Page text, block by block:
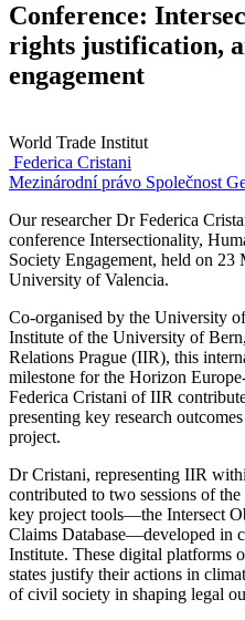
Conference:
rights justification,
engagement
World Trade Institut
Federica Cristani
Mezinárodní právo Společnost
Our researcher Dr Federica
conference Intersectionality,
Society Engagement, held on
University of Valencia.
Co-organised by the University
Institute of the University of
Relations Prague (IIR), this
milestone for the Horizon
Federica Cristani of IIR
presenting key research
project.
Dr Cristani, representing IIR
contributed to two sessions of
key project tools—the Intersect
Claims Database—developed in
Institute. These digital platforms
states justify their actions in
of civil society in shaping legal